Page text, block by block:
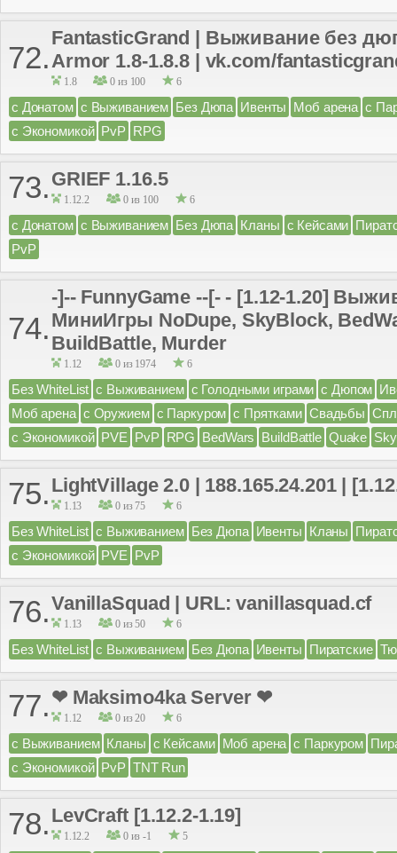
72.
FantasticGrand | Выживание без
Armor 1.8-1.8.8 | vk.com/
1.8 0 из 100 6
с Донатом с Выживанием Без Дюпа Ивенты Моб арена с
с Экономикой PvP RPG
73. GRIEF 1.16.5
1.12.2 0 из 100 6
с Донатом с Выживанием Без Дюпа Кланы с Кейсами
PvP
74.
-]-- FunnyGame --[- - [1.12-1.20]
МиниИгры NoDupe, SkyBlock,
BuildBattle, Murder
1.12 0 из 1974 6
Без WhiteList с Выживанием с Голодными играми с Дюпом
Моб арена с Оружием с Паркуром с Прятками Свадьбы
с Экономикой PVE PvP RPG BedWars BuildBattle Quake
75. LightVillage 2.0 | 188.165.24.201 |
1.13 0 из 75 6
Без WhiteList с Выживанием Без Дюпа Ивенты Кланы
с Экономикой PVE PvP
76.VanillaSquad | URL: vanillasquad.cf
1.13 0 из 50 6
Без WhiteList с Выживанием Без Дюпа Ивенты Пиратские
77. ❤ Maksimo4ka Server ❤
1.12 0 из 20 6
с Выживанием Кланы с Кейсами Моб арена с Паркуром
с Экономикой PvP TNT Run
78. LevCraft [1.12.2-1.19]
1.12.2 0 из -1 5